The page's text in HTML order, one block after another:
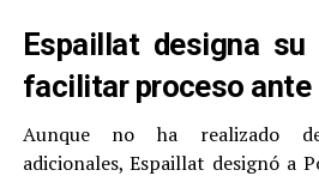
Espaillat designa
facilitar proceso ante
Aunque no ha realizado
adicionales, Espaillat designó a